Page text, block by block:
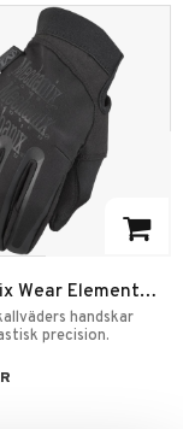
i favoriter
Wear Element
Gloveshandskar
precision.